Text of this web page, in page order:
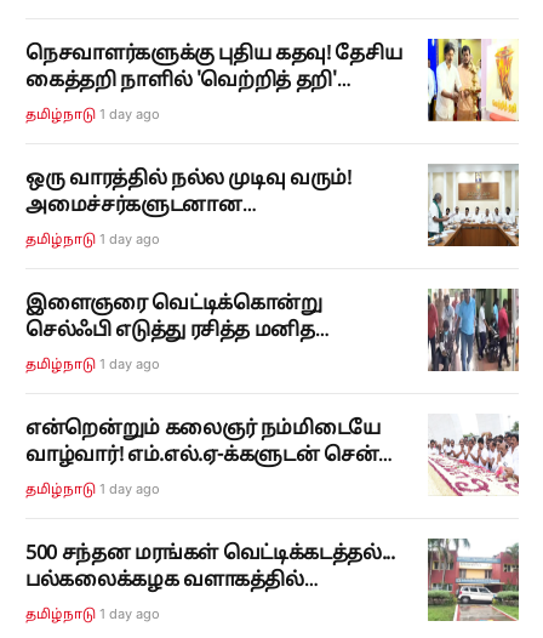
நெசவாளர்களுக்கு புதிய கதவு! தேசிய
கைத்தறி நாளில் 'வெற்றித் தறி'
திட்டத்தை தொடங்கிவைத்தார்
தமிழ்நாடு 1 day ago
ஒரு வாரத்தில் நல்ல முடிவு வரும்!
அமைச்சர்களுடனான
ஆலோசனைக்கு பின் விவசாய சங்கத்
தமிழ்நாடு 1 day ago
இளைஞரை வெட்டிக்கொன்று
செல்ஃபி எடுத்து ரசித்த மனித
மிருகங்கள்... திருப்பியடித்த கர்மா...!
தமிழ்நாடு 1 day ago
என்றென்றும் கலைஞர் நம்மிடையே
வாழ்வார்! எம்.எல்.ஏ-க்களுடன் சென்று
உதயநிதி ஸ்டாலின் அஞ்சலி!
தமிழ்நாடு 1 day ago
500 சந்தன மரங்கள் வெட்டிக்கடத்தல்...
பல்கலைக்கழக வளாகத்தில்
துணிகரம்... விசாரணையில் இறங்கிய
தமிழ்நாடு 1 day ago